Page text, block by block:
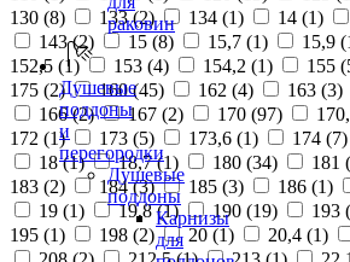
раковин
Душевые
поддоны
и
перегородки
Душевые
поддоны
Карнизы
для
130 (8) 133 (2) 134 (1) 14 (1)
143 (2) 15 (8) 15,7 (1) 15,9 (
152,5 (1) 153 (4) 154,2 (1) 155 (
175 (2) 160 (45) 162 (4) 163 (3)
166 (2) 167 (2) 170 (97)
172 (1) 173 (5) 173,6 (1) 174 (7)
18 (1) 18,7 (1) 180 (34) 181 (
183 (2) 184 (3) 185 (3) 186 (1)
19 (1) 19,8 (1) 190 (19) 193 (
195 (1) 198 (2) 20 (1) 20,4 (1)